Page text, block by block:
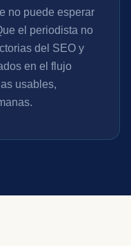
no puede esperar
el periodista no
del SEO y
en el flujo
usables,